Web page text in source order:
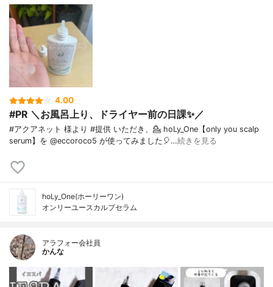
4.00
#PR ＼お風呂上り、ドライヤー前の日課✨／ ⁡
#アクアネット 様より #提供 いただき、⁡💁 hoLy_One【only you scalp
serum】を @eccoroco5 が使ってみました🎈⁡⁡⁡…続きを見る
hoLy_One(ホーリーワン)
オンリーユースカルプセラム
アラフォー会社員
かんな